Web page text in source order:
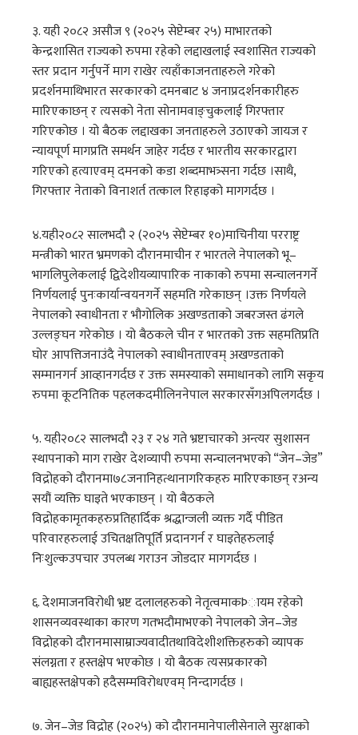
३. यही २०८२ असौज ९ (२०२५ सेप्टेम्बर २५) माभारतको
केन्द्रशासित राज्यको रुपमा रहेको लद्दाखलाई स्वशासित राज्यको
स्तर प्रदान गर्नुपर्ने माग राखेर त्यहाँकाजनताहरुले गरेको
प्रदर्शनमाथिभारत सरकारको दमनबाट ४ जनाप्रदर्शनकारीहरु
मारिएकाछन् र त्यसको नेता सोनामवाङ्चुकलाई गिरफ्तार
गरिएकोछ । यो बैठक लद्दाखका जनताहरुले उठाएको जायज र
न्यायपूर्ण मागप्रति समर्थन जाहेर गर्दछ र भारतीय सरकारद्वारा
गरिएको हत्याएवम् दमनको कडा शब्दमाभत्र्सना गर्दछ ।साथै,
गिरफ्तार नेताको विनाशर्त तत्काल रिहाइको मागगर्दछ ।
४.यही२०८२ सालभदौ २ (२०२५ सेप्टेम्बर १०)माचिनीया परराष्ट्र
मन्त्रीको भारत भ्रमणको दौरानमाचीन र भारतले नेपालको भू–
भागलिपुलेकलाई द्विदेशीयव्यापारिक नाकाको रुपमा सन्चालनगर्ने
निर्णयलाई पुनःकार्यान्वयनगर्ने सहमति गरेकाछन् ।उक्त निर्णयले
नेपालको स्वाधीनता र भौगोलिक अखण्डताको जबरजस्त ढंगले
उल्लङ्घन गरेकोछ । यो बैठकले चीन र भारतको उक्त सहमतिप्रति
घोर आपत्तिजनाउंदै नेपालको स्वाधीनताएवम् अखण्डताको
सम्मानगर्न आव्हानगर्दछ र उक्त समस्याको समाधानको लागि सकृय
रुपमा कूटनितिक पहलकदमीलिननेपाल सरकारसँगअपिलगर्दछ ।
५. यही२०८२ सालभदौ २३ र २४ गते भ्रष्टाचारको अन्त्यर सुशासन
स्थापनाको माग राखेर देशव्यापी रुपमा सन्चालनभएको “जेन–जेड”
विद्रोहको दौरानमा७८जनानिहत्थानागरिकहरु मारिएकाछन् रअन्य
सयौं व्यक्ति घाइते भएकाछन् । यो बैठकले
विद्रोहकामृतकहरुप्रतिहार्दिक श्रद्धान्जली व्यक्त गर्दै पीडित
परिवारहरुलाई उचितक्षतिपूर्ति प्रदानगर्न र घाइतेहरुलाई
निःशुल्कउपचार उपलब्ध गराउन जोडदार मागगर्दछ ।
६. देशमाजनविरोधी भ्रष्ट दलालहरुको नेतृत्वमाकÞायम रहेको
शासनव्यवस्थाका कारण गतभदौमाभएको नेपालको जेन–जेड
विद्रोहको दौरानमासाम्राज्यवादीतथाविदेशीशक्तिहरुको व्यापक
संलग्नता र हस्तक्षेप भएकोछ । यो बैठक त्यसप्रकारको
बाह्यहस्तक्षेपको हदैसम्मविरोधएवम् निन्दागर्दछ ।
७. जेन–जेड विद्रोह (२०२५) को दौरानमानेपालीसेनाले सुरक्षाको